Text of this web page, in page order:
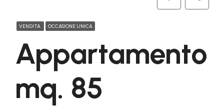
VENDITA OCCASIONE UNICA
Appartamento
mq. 85